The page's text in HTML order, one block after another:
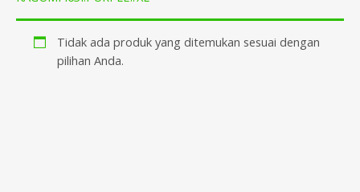
Tidak ada produk yang ditemukan sesuai dengan
pilihan Anda.